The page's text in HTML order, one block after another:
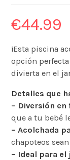
€44.99
¡Esta piscina
opción
divierta en el
Detalles que
– Diversión
que a tu bebé
– Acolchada
chapoteos
– Ideal para el